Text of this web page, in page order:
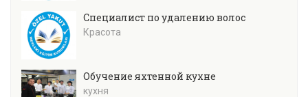
Специалист по удалению волос
Красота
Обучение яхтенной кухне
кухня